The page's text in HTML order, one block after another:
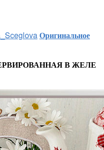
Оригинальное
В ЖЕЛЕ